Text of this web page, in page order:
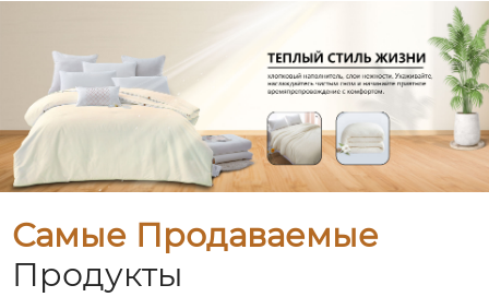
Самые Продаваемые
Продукты